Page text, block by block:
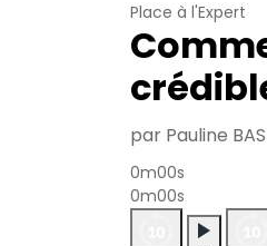
Place à l'Expert
par Pauline
0m00s
0m00s